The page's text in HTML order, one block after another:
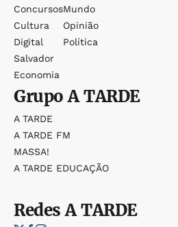
Concursos
Cultura
Digital
Salvador
Economia
Mundo
Opinião
Política
GrupoA TARDE
A TARDE
A TARDE FM
MASSA!
A TARDE EDUCAÇÃO
RedesA TARDE